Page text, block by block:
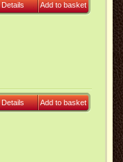
Details Add to basket
Details Add to basket